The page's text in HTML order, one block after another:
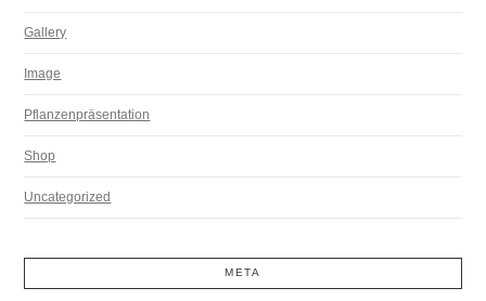
Gallery
Image
Pflanzenpräsentation
Shop
Uncategorized
META